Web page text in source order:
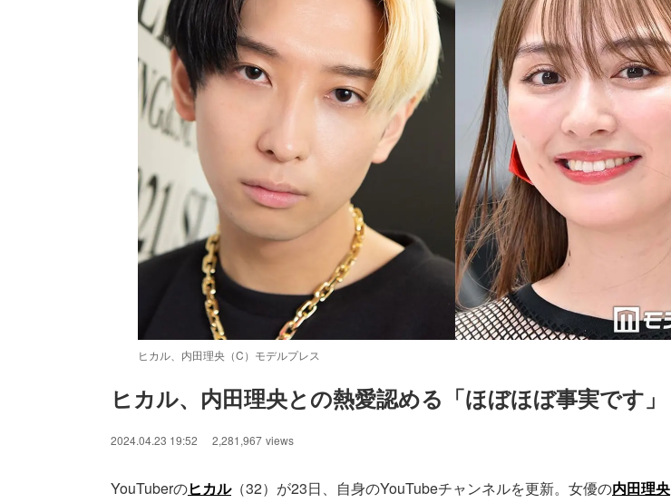
ヒカル、内田理央（C）モデルプレス
ヒカル、内田理央との熱愛認める「ほぼほぼ事実です」
2024.04.23 19:52 2,281,967 views
YouTuberのヒカル（32）が23日、自身のYouTubeチャンネルを更新。女優の内田理央